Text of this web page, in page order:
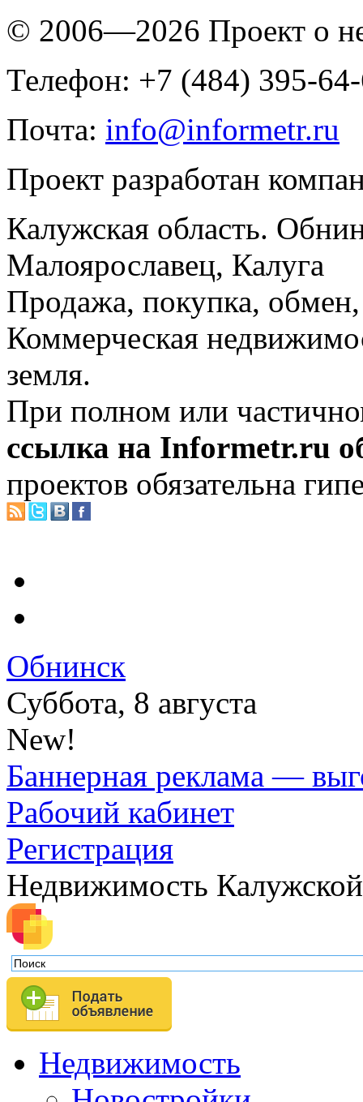
© 2006—2026 Проект о
Телефон: +7 (484) 395-
Почта: info@informetr.ru
Проект разработан
Калужская область.
Малоярославец, Калуга
Продажа, покупка, обмен,
Коммерческая
земля.
При полном или
ссылка на Informetr.ru
проектов обязательна
Обнинск
Суббота, 8 августа
New!
Баннерная реклама —
Рабочий кабинет
Регистрация
Недвижимость
Недвижимость